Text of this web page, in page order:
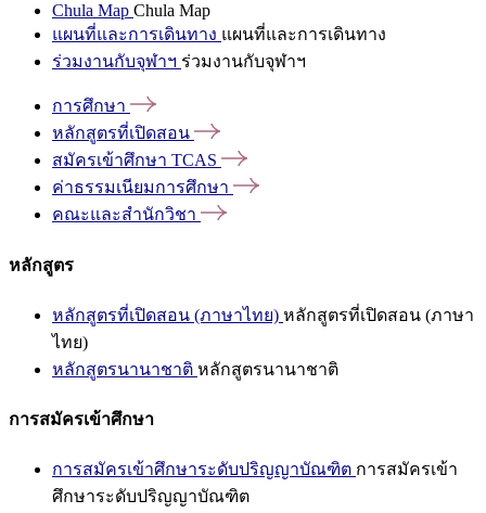
Chula Map Chula Map
แผนที่และการเดินทาง แผนที่และการเดินทาง
ร่วมงานกับจุฬาฯ ร่วมงานกับจุฬาฯ
การศึกษา
หลักสูตรที่เปิดสอน
สมัครเข้าศึกษา TCAS
ค่าธรรมเนียมการศึกษา
คณะและสำนักวิชา
หลักสูตร
หลักสูตรที่เปิดสอน (ภาษาไทย) หลักสูตรที่เปิดสอน (ภาษา
ไทย)
หลักสูตรนานาชาติ หลักสูตรนานาชาติ
การสมัครเข้าศึกษา
การสมัครเข้าศึกษาระดับปริญญาบัณฑิต การสมัครเข้า
ศึกษาระดับปริญญาบัณฑิต